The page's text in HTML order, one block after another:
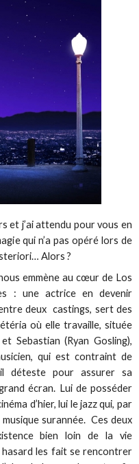
et j’ai attendu pour vous en
qui n’a pas opéré lors de
Alors ?
emmène au cœur de Los
: une actrice en devenir
deux castings, sert des
où elle travaille, située
Sebastian (Ryan Gosling),
qui est contraint de
déteste pour assurer sa
écran. Lui de posséder
d’hier, lui le jazz qui, par
surannée. Ces deux
bien loin de la vie
hasard les fait se rencontrer